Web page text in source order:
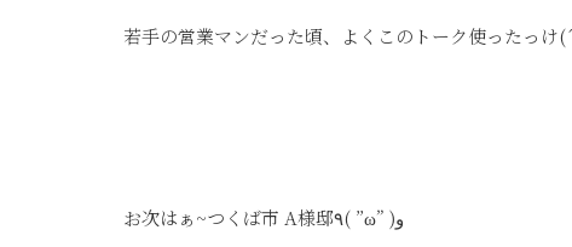
若手の営業マンだった頃、よくこのトーク使ったっけ
お次はぁ~つくば市 A様邸٩( ”ω” )و